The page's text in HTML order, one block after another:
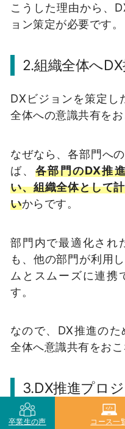
こうした理由から、
ョン策定が必要です。
2.組織全体へ
DXビジョンを策定し
全体への意識共有をお
なぜなら、各部門へ
ば、 各部門のDX推
い、組織全体として
いからです。
部門内で最適化され
も、他の部門が利用
ムとスムーズに連携
す。
なので、DX推進の
全体へ意識共有をおこ
3.DX推進プロ
DX推進を組織全体へ
卒業生の声 コース一